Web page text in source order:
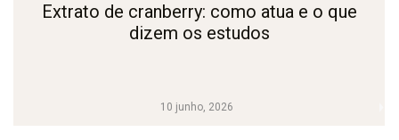
10 junho, 2026
Extrato de cranberry: como atua e o que
dizem os estudos